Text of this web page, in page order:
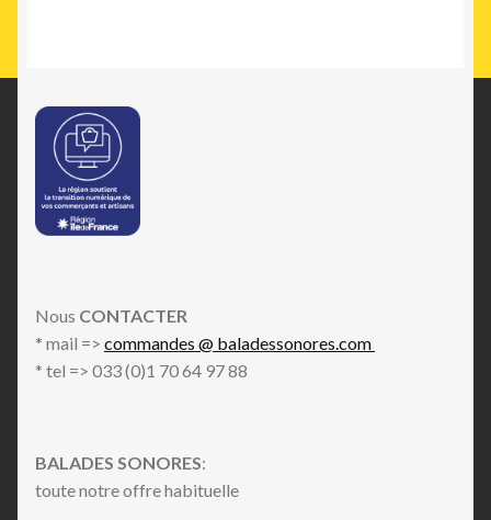
Nous CONTACTER
* mail => commandes @ baladessonores.com
* tel => 033 (0)1 70 64 97 88
BALADES SONORES:
toute notre offre habituelle